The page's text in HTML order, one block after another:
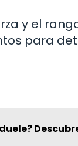
y el
para